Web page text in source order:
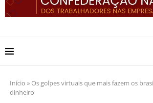
Início » Os golpes virtuais que mais fazem os
dinheiro